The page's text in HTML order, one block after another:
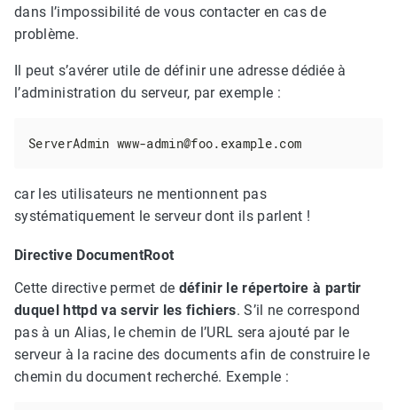
dans l’impossibilité de vous contacter en cas de
problème.
Il peut s’avérer utile de définir une adresse dédiée à
l’administration du serveur, par exemple :
ServerAdmin www-admin@foo.example.com
car les utilisateurs ne mentionnent pas
systématiquement le serveur dont ils parlent !
Directive DocumentRoot
Cette directive permet de définir le répertoire à partir
duquel httpd va servir les fichiers. S’il ne correspond
pas à un Alias, le chemin de l’URL sera ajouté par le
serveur à la racine des documents afin de construire le
chemin du document recherché. Exemple :